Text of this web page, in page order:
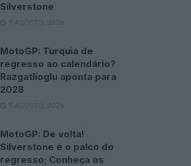
Silverstone
7 AGOSTO, 2026
MotoGP: Turquia de
regresso ao calendário?
Razgatlioglu aponta para
2028
7 AGOSTO, 2026
MotoGP: De volta!
Silverstone é o palco do
regresso; Conheça os